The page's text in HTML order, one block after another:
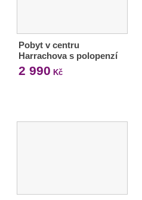
Pobyt v centru
Harrachova s polopenzí
2 990 Kč